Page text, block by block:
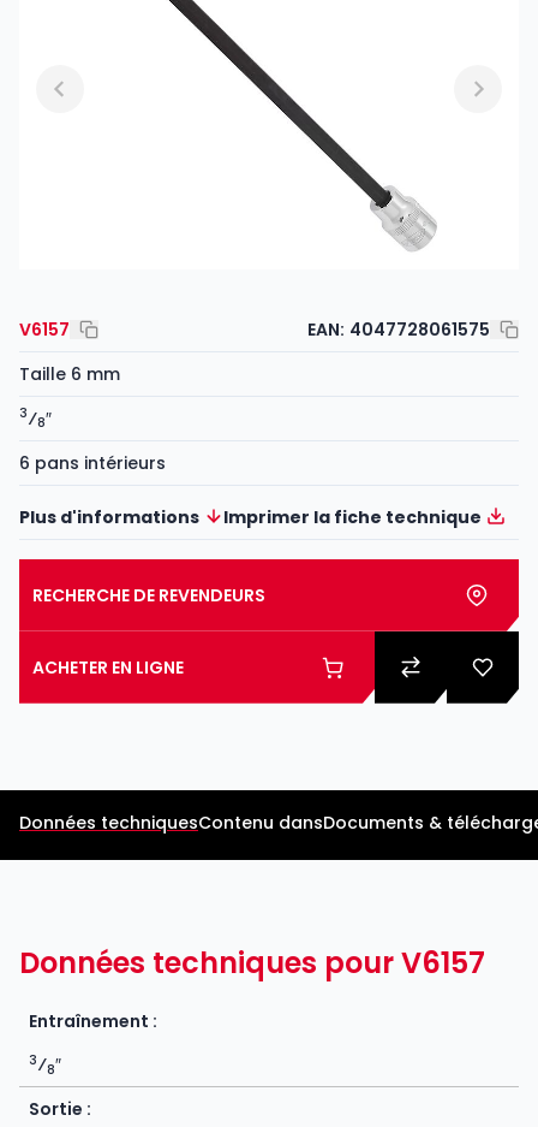
V6157 EAN: 4047728061575
Taille 6 mm
3⁄8″
6 pans intérieurs
Plus d'informations Imprimer la fiche technique
RECHERCHE DE REVENDEURS
ACHETER EN LIGNE
Données techniquesContenu dansDocuments &
Données techniques pour V6157
Entraînement :
3⁄8″
Sortie :